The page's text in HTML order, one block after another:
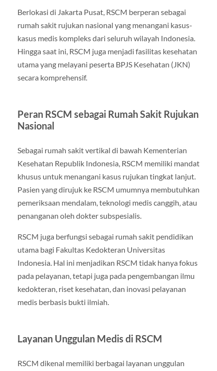
Berlokasi di Jakarta Pusat, RSCM berperan sebagai
rumah sakit rujukan nasional yang menangani kasus-
kasus medis kompleks dari seluruh wilayah Indonesia.
Hingga saat ini, RSCM juga menjadi fasilitas kesehatan
utama yang melayani peserta BPJS Kesehatan (JKN)
secara komprehensif.
Peran RSCM sebagai Rumah Sakit Rujukan
Nasional
Sebagai rumah sakit vertikal di bawah Kementerian
Kesehatan Republik Indonesia, RSCM memiliki mandat
khusus untuk menangani kasus rujukan tingkat lanjut.
Pasien yang dirujuk ke RSCM umumnya membutuhkan
pemeriksaan mendalam, teknologi medis canggih, atau
penanganan oleh dokter subspesialis.
RSCM juga berfungsi sebagai rumah sakit pendidikan
utama bagi Fakultas Kedokteran Universitas
Indonesia. Hal ini menjadikan RSCM tidak hanya fokus
pada pelayanan, tetapi juga pada pengembangan ilmu
kedokteran, riset kesehatan, dan inovasi pelayanan
medis berbasis bukti ilmiah.
Layanan Unggulan Medis di RSCM
RSCM dikenal memiliki berbagai layanan unggulan